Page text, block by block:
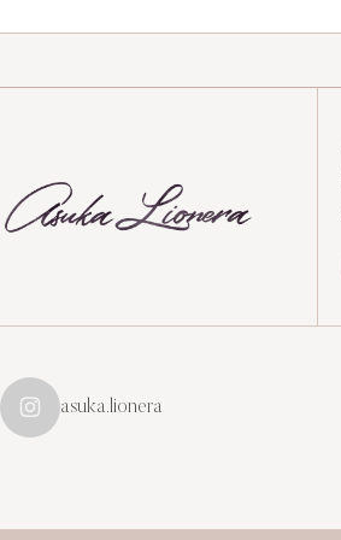
asuka.lionera